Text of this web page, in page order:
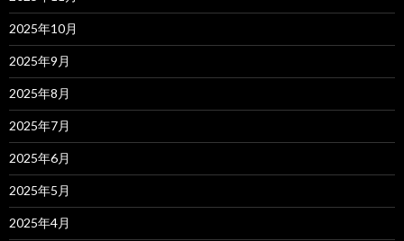
2025年10月
2025年9月
2025年8月
2025年7月
2025年6月
2025年5月
2025年4月